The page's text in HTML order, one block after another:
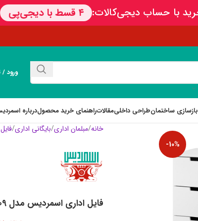
ورود
بازسازی ساختمانطراحی داخلیمقالاتراهنمای خرید محصولدرباره
-10%
خانه مبلمان اداری بایگانی اداری
فایل اداری اسمردیس مدل F109